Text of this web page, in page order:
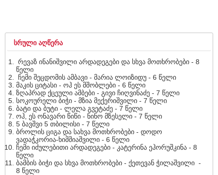
ᲡᲠᲣᲚᲘ ᲐᲦᲬᲔᲠᲐ
რევაზ ინანიშვილი არდადეგები და სხვა მოთხრობები - 8
წელი
ჩემი შეცდომის ამბავი - მარია ლოიზიდუ - 6 წელი
მაკის ციტასი - ოჰ ეს მშობლები - 6 წელი
ზღაპრად ქცეული ამბები - გივი ჩიღვინაძე - 7 წელი
სოკოურელი ბიჭი - მზია მექერიშვილი - 7 წელი
ბატი და ბუტი - ლელა გვეტაძე - 7 წელი
ოჰ, ეს ონავარი წიწი - ნინო მზესელი - 7 წელი
5 ბავშვი 5 თბილისი - 7 წელი
ბროლის ციგა და სახვა მოთხრობები - დოდო
ვადაჭკორია-ხიმშიაშვილი - 6 წელი
ჩემი იძულებითი არდადეგები - კატერინა ეჰორუშკინა - 8
წელი
ბამბის ბიჭი და სხვა მოთხრობები - ქეთევან ჭილაშვილი -
8 წელი